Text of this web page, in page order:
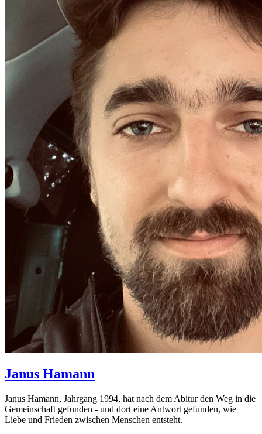
Janus Hamann
Janus Hamann, Jahrgang 1994, hat nach dem Abitur den Weg in die
Gemeinschaft gefunden - und dort eine Antwort gefunden, wie
Liebe und Frieden zwischen Menschen entsteht.